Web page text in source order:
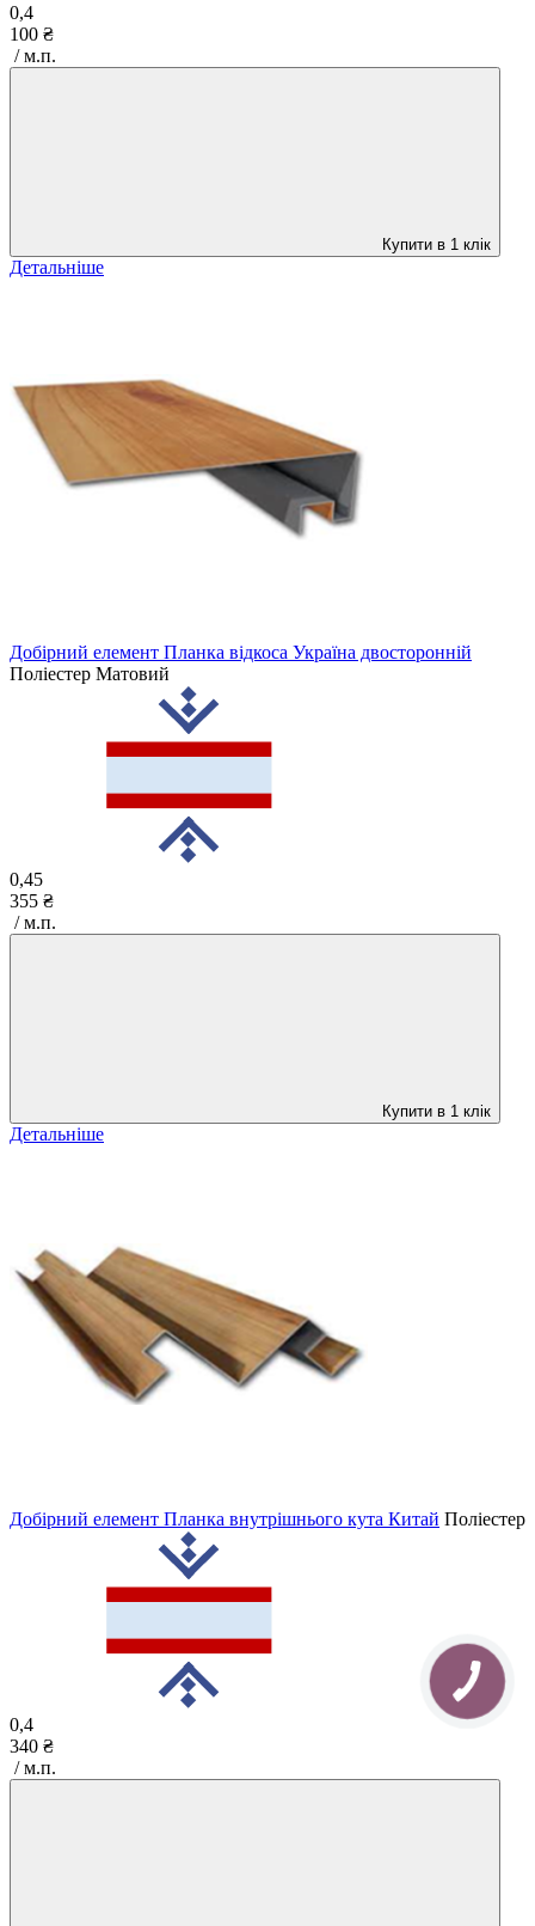
0,4
100 ₴
/ м.п.
Купити в 1 клік
Детальніше
Добірний елемент Планка відкоса Україна двосторонній
Поліестер Матовий
0,45
355 ₴
/ м.п.
Купити в 1 клік
Детальніше
Добірний елемент Планка внутрішнього кута Китай Поліестер
0,4
340 ₴
/ м.п.